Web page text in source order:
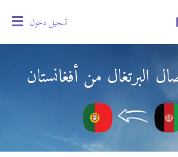
تسجيل دخول
البرتغال من أفغانستان